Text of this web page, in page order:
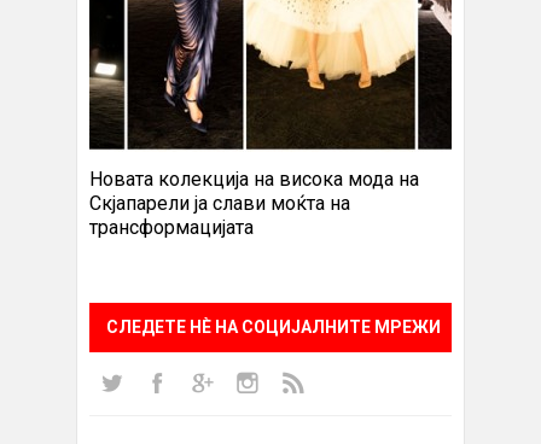
Новата колекција на висока мода на
Скјапарели ја слави моќта на
трансформацијата
СЛЕДЕТЕ НÈ НА СОЦИЈАЛНИТЕ МРЕЖИ